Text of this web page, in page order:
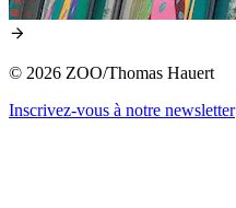
© 2026 ZOO/Thomas Hauert
Inscrivez-vous à notre newsletter